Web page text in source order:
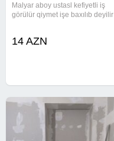
Malyar aboy ustasl kefiyetli iş
görülür qiymet işe baxılıb deyilir
14 AZN